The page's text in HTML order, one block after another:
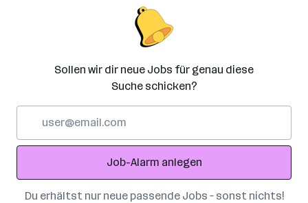
Sollen wir dir neue Jobs für genau diese
Suche schicken?
Adresse
Job-Alarm anlegen
Du erhältst nur neue passende Jobs – sonst nichts!